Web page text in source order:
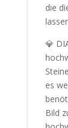
die
💎
es
Bild